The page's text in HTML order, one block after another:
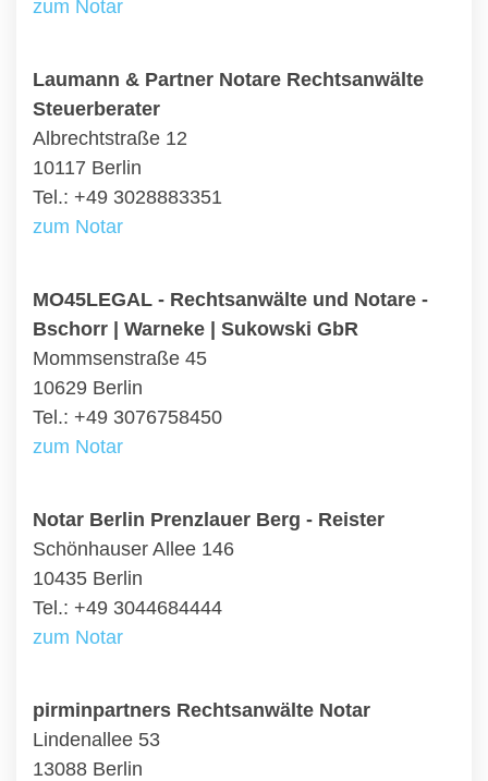
zum Notar
Laumann & Partner Notare Rechtsanwälte
Steuerberater
Albrechtstraße 12
10117 Berlin
Tel.: +49 3028883351
zum Notar
MO45LEGAL - Rechtsanwälte und Notare -
Bschorr | Warneke | Sukowski GbR
Mommsenstraße 45
10629 Berlin
Tel.: +49 3076758450
zum Notar
Notar Berlin Prenzlauer Berg - Reister
Schönhauser Allee 146
10435 Berlin
Tel.: +49 3044684444
zum Notar
pirminpartners Rechtsanwälte Notar
Lindenallee 53
13088 Berlin